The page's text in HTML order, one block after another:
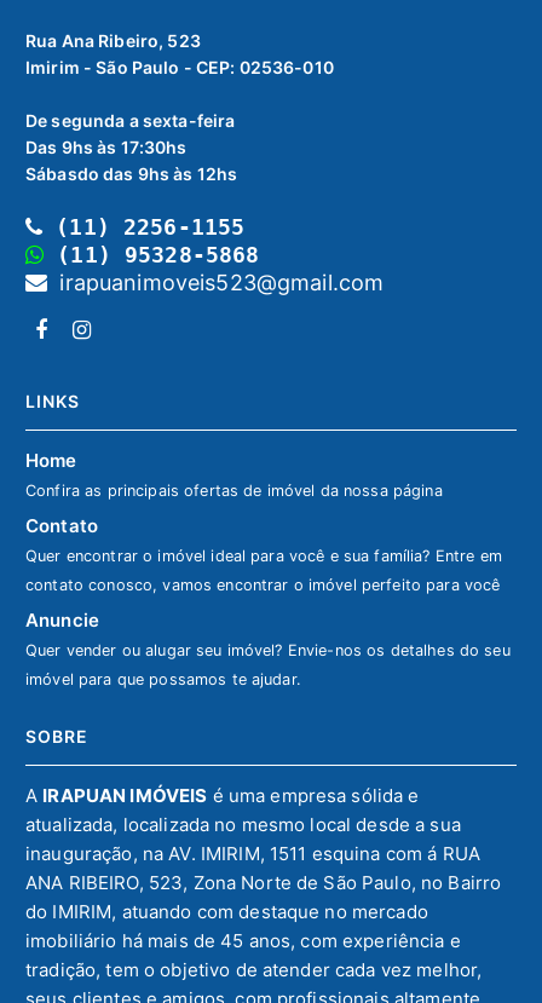
Rua Ana Ribeiro, 523
Imirim - São Paulo - CEP: 02536-010
De segunda a sexta-feira
Das 9hs às 17:30hs
Sábasdo das 9hs às 12hs
(11) 2256-1155
(11) 95328-5868
irapuanimoveis523@gmail.com
LINKS
Home
Confira as principais ofertas de imóvel da nossa página
Contato
Quer encontrar o imóvel ideal para você e sua família? Entre em
contato conosco, vamos encontrar o imóvel perfeito para você
Anuncie
Quer vender ou alugar seu imóvel? Envie-nos os detalhes do seu
imóvel para que possamos te ajudar.
SOBRE
A IRAPUAN IMÓVEIS é uma empresa sólida e
atualizada, localizada no mesmo local desde a sua
inauguração, na AV. IMIRIM, 1511 esquina com á RUA
ANA RIBEIRO, 523, Zona Norte de São Paulo, no Bairro
do IMIRIM, atuando com destaque no mercado
imobiliário há mais de 45 anos, com experiência e
tradição, tem o objetivo de atender cada vez melhor,